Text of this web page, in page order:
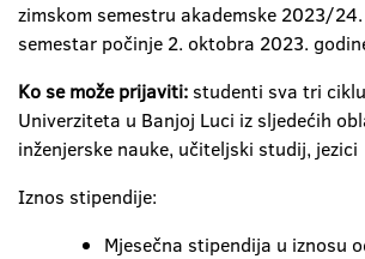
zimskom semestru akademske 2023/
semestar počinje 2. oktobra 2023.
Ko se može prijaviti: studenti sva tri
Univerziteta u Banjoj Luci iz sljedećih
inženjerske nauke, učiteljski studij, jezici
Iznos stipendije:
Mjesečna stipendija u iznosu